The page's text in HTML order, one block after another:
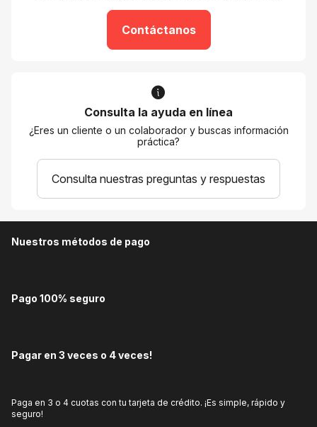
Contáctanos
Consulta la ayuda en línea
¿Eres un cliente o un colaborador y buscas información
práctica?
Consulta nuestras preguntas y respuestas
Nuestros métodos de pago
Pago 100% seguro
Pagar en 3 veces o 4 veces!
Paga en 3 o 4 cuotas con tu tarjeta de crédito. ¡Es simple, rápido y
seguro!